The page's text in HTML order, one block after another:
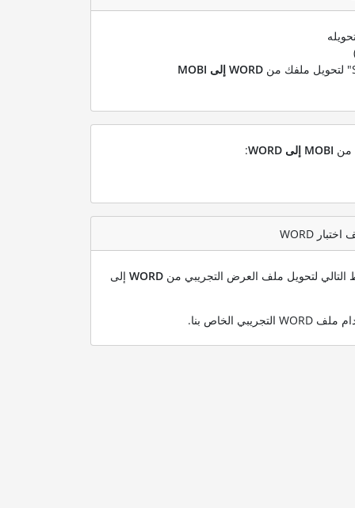
WORD إلى MOBI
من MOBI إلى WORD :
التالي لتحويل ملف العرض التجريبي من WORD إلى
.